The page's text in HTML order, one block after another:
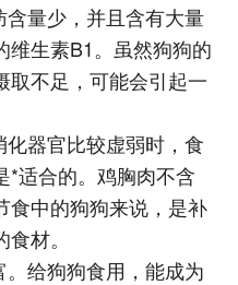
量少，并且含有大量
维生素B1。虽然狗狗的
取不足，可能会引起一
器官比较虚弱时，食
*适合的。鸡胸肉不含
食中的狗狗来说，是补
材。
给狗狗食用，能成为